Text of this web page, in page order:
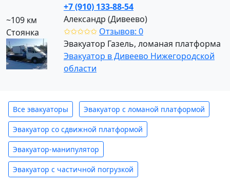
~109 км
Стоянка
+7 (910) 133-88-54
Александр (Дивеево)
✩✩✩✩✩ Отзывов: 0
Эвакуатор Газель, ломаная платформа
Эвакуатор в Дивеево Нижегородской
области
Все эвакуаторы Эвакуатор с ломаной платформой
Эвакуатор со сдвижной платформой
Эвакуатор-манипулятор
Эвакуатор с частичной погрузкой